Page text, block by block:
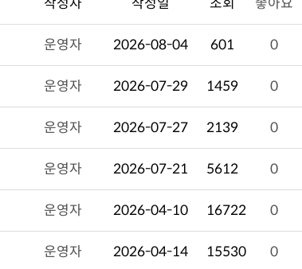
작성자 작성일 조회 좋아요
운영자 2026-08-04 601 0
운영자 2026-07-29 1459 0
운영자 2026-07-27 2139 0
운영자 2026-07-21 5612 0
운영자 2026-04-10 16722 0
운영자 2026-04-14 15530 0